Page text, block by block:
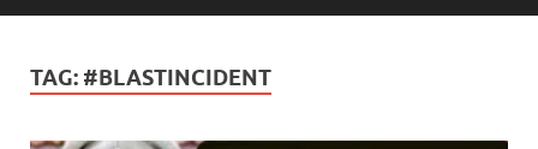
TAG: #BLASTINCIDENT